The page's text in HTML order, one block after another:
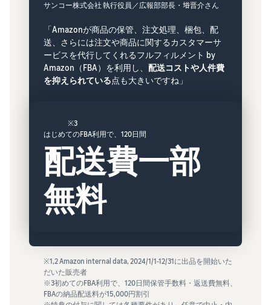
サンコー株式会社 執行役員／広報部部長・﨏晋介さん
「Amazonが商品の保管、注文処理、梱包、配
送、さらには注文や商品に関するカスタマーサ
ービスを代行してくれるフルフィルメント by
Amazon（FBA）を利用し、 配送コストや人件費
を抑えられている点も大きいですね」
※3
はじめてのFBA利用で、120日間
配送費一部
無料
※1,2 Amazon internal data, 2024/1/1-12/31に出品を開始いた
だいた販売者
※3初めてのFBA利用で、120日間保管手数料・返送費無料、
FBAの納品配送料が15,000円割引